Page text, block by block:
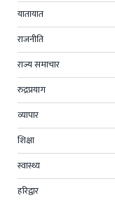
यातायात
राजनीति
राज्य समाचार
रुद्रप्रयाग
व्यापार
शिक्षा
स्वास्थ्य
हरिद्वार